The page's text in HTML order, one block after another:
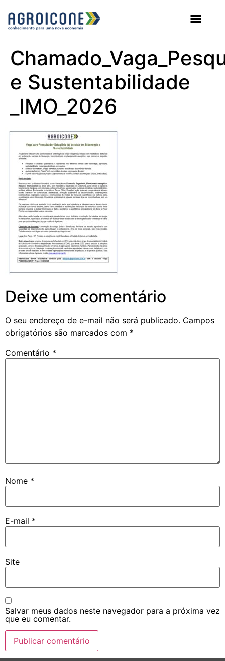
e Sustentabilidade
_IMO_2026
Deixe um comentário
O seu endereço de e-mail não será publicado. Campos
obrigatórios são marcados com *
Comentário *
Nome *
E-mail *
Site
Salvar meus dados neste navegador para a próxima vez
que eu comentar.